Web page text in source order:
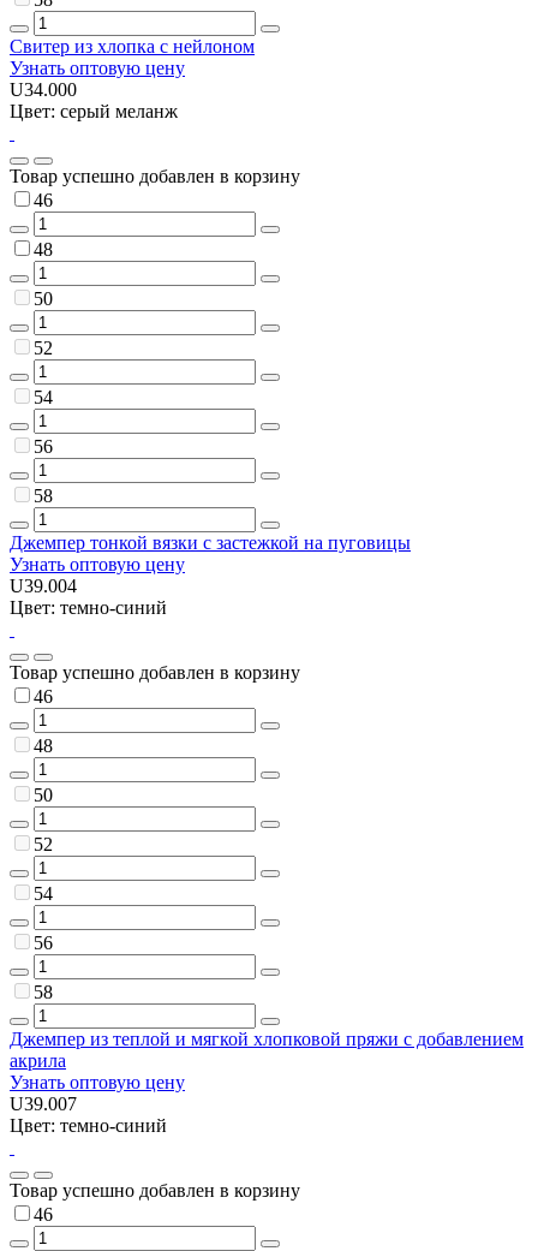
Свитер из хлопка с нейлоном
Узнать оптовую цену
U34.000
Цвет: серый меланж
Товар успешно добавлен в корзину
46
48
50
52
54
56
58
Джемпер тонкой вязки с застежкой на пуговицы
Узнать оптовую цену
U39.004
Цвет: темно-синий
Товар успешно добавлен в корзину
46
48
50
52
54
56
58
Джемпер из теплой и мягкой хлопковой пряжи с добавлением
акрила
Узнать оптовую цену
U39.007
Цвет: темно-синий
Товар успешно добавлен в корзину
46